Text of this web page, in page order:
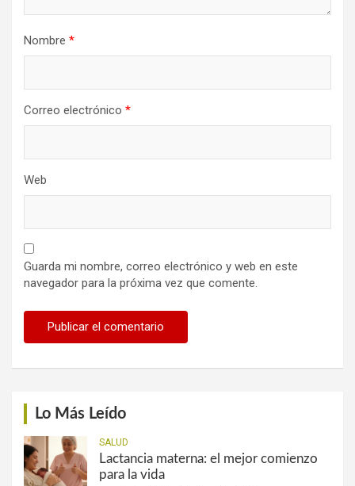
Nombre *
Correo electrónico *
Web
Guarda mi nombre, correo electrónico y web en este
navegador para la próxima vez que comente.
Lo Más Leído
SALUD
Lactancia materna: el mejor comienzo
para la vida